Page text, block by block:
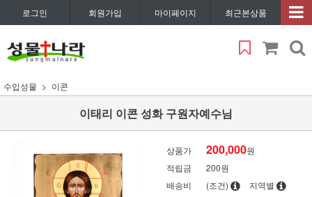
로그인 회원가입 마이페이지 최근본상품
수입성물 이콘
이태리 이콘 성화 구원자예수님
상품가 200,000원
적립금
200원
배송비
(조건) 지역별